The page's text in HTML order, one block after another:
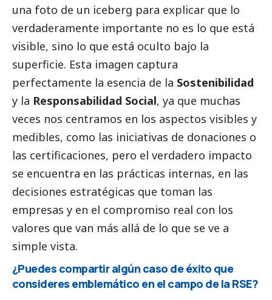
una foto de un iceberg para explicar que lo
verdaderamente importante no es lo que está
visible, sino lo que está oculto bajo la
superficie. Esta imagen captura
perfectamente la esencia de la Sostenibilidad
y la Responsabilidad Social, ya que muchas
veces nos centramos en los aspectos visibles y
medibles, como las iniciativas de donaciones o
las certificaciones, pero el verdadero impacto
se encuentra en las prácticas internas, en las
decisiones estratégicas que toman las
empresas y en el compromiso real con los
valores que van más allá de lo que se ve a
simple vista.
¿Puedes compartir algún caso de éxito que
consideres emblemático en el campo de la RSE?